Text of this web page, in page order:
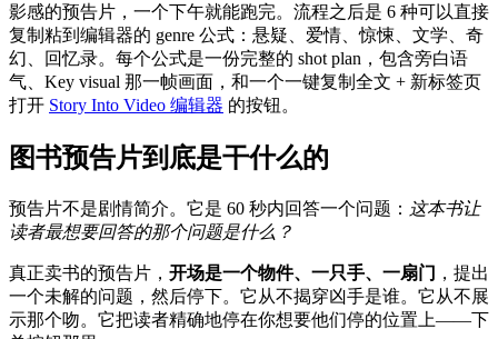
影感的预告片，一个下午就能跑完。流程之后是 6 种可以直接
复制粘到编辑器的 genre 公式：悬疑、爱情、惊悚、文学、奇
幻、回忆录。每个公式是一份完整的 shot plan，包含旁白语
气、Key visual 那一帧画面，和一个一键复制全文 + 新标签页
打开 Story Into Video 编辑器 的按钮。
图书预告片到底是干什么的
预告片不是剧情简介。它是 60 秒内回答一个问题： 这本书让
读者最想要回答的那个问题是什么？
真正卖书的预告片， 开场是一个物件、一只手、一扇门 ，提出
一个未解的问题，然后停下。它从不揭穿凶手是谁。它从不展
示那个吻。它把读者精确地停在你想要他们停的位置上——下